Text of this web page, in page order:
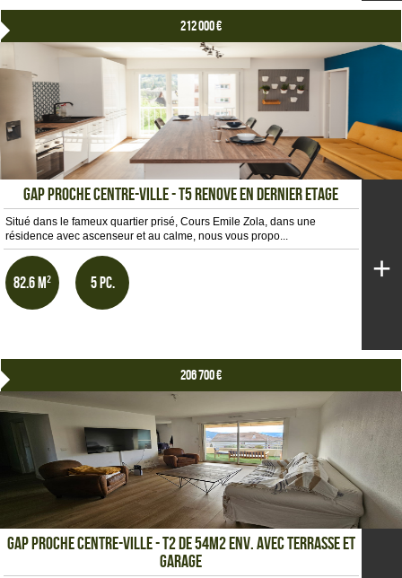
212 000 €
GAP PROCHE CENTRE-VILLE - T5 RENOVE EN DERNIER ETAGE
Situé dans le fameux quartier prisé, Cours Emile Zola, dans une
résidence avec ascenseur et au calme, nous vous propo...
82.6 m² 5 pc. +
206 700 €
GAP PROCHE CENTRE-VILLE - T2 DE 54m2 env. AVEC TERRASSE ET
GARAGE